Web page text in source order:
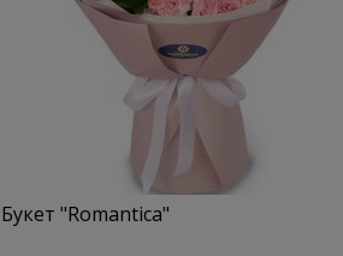
Букет "Romantica"